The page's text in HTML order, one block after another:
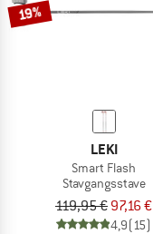
19%
LEKI
Smart Flash
Stavgangsstave
119,95 € 97,16 €
4,9(15)